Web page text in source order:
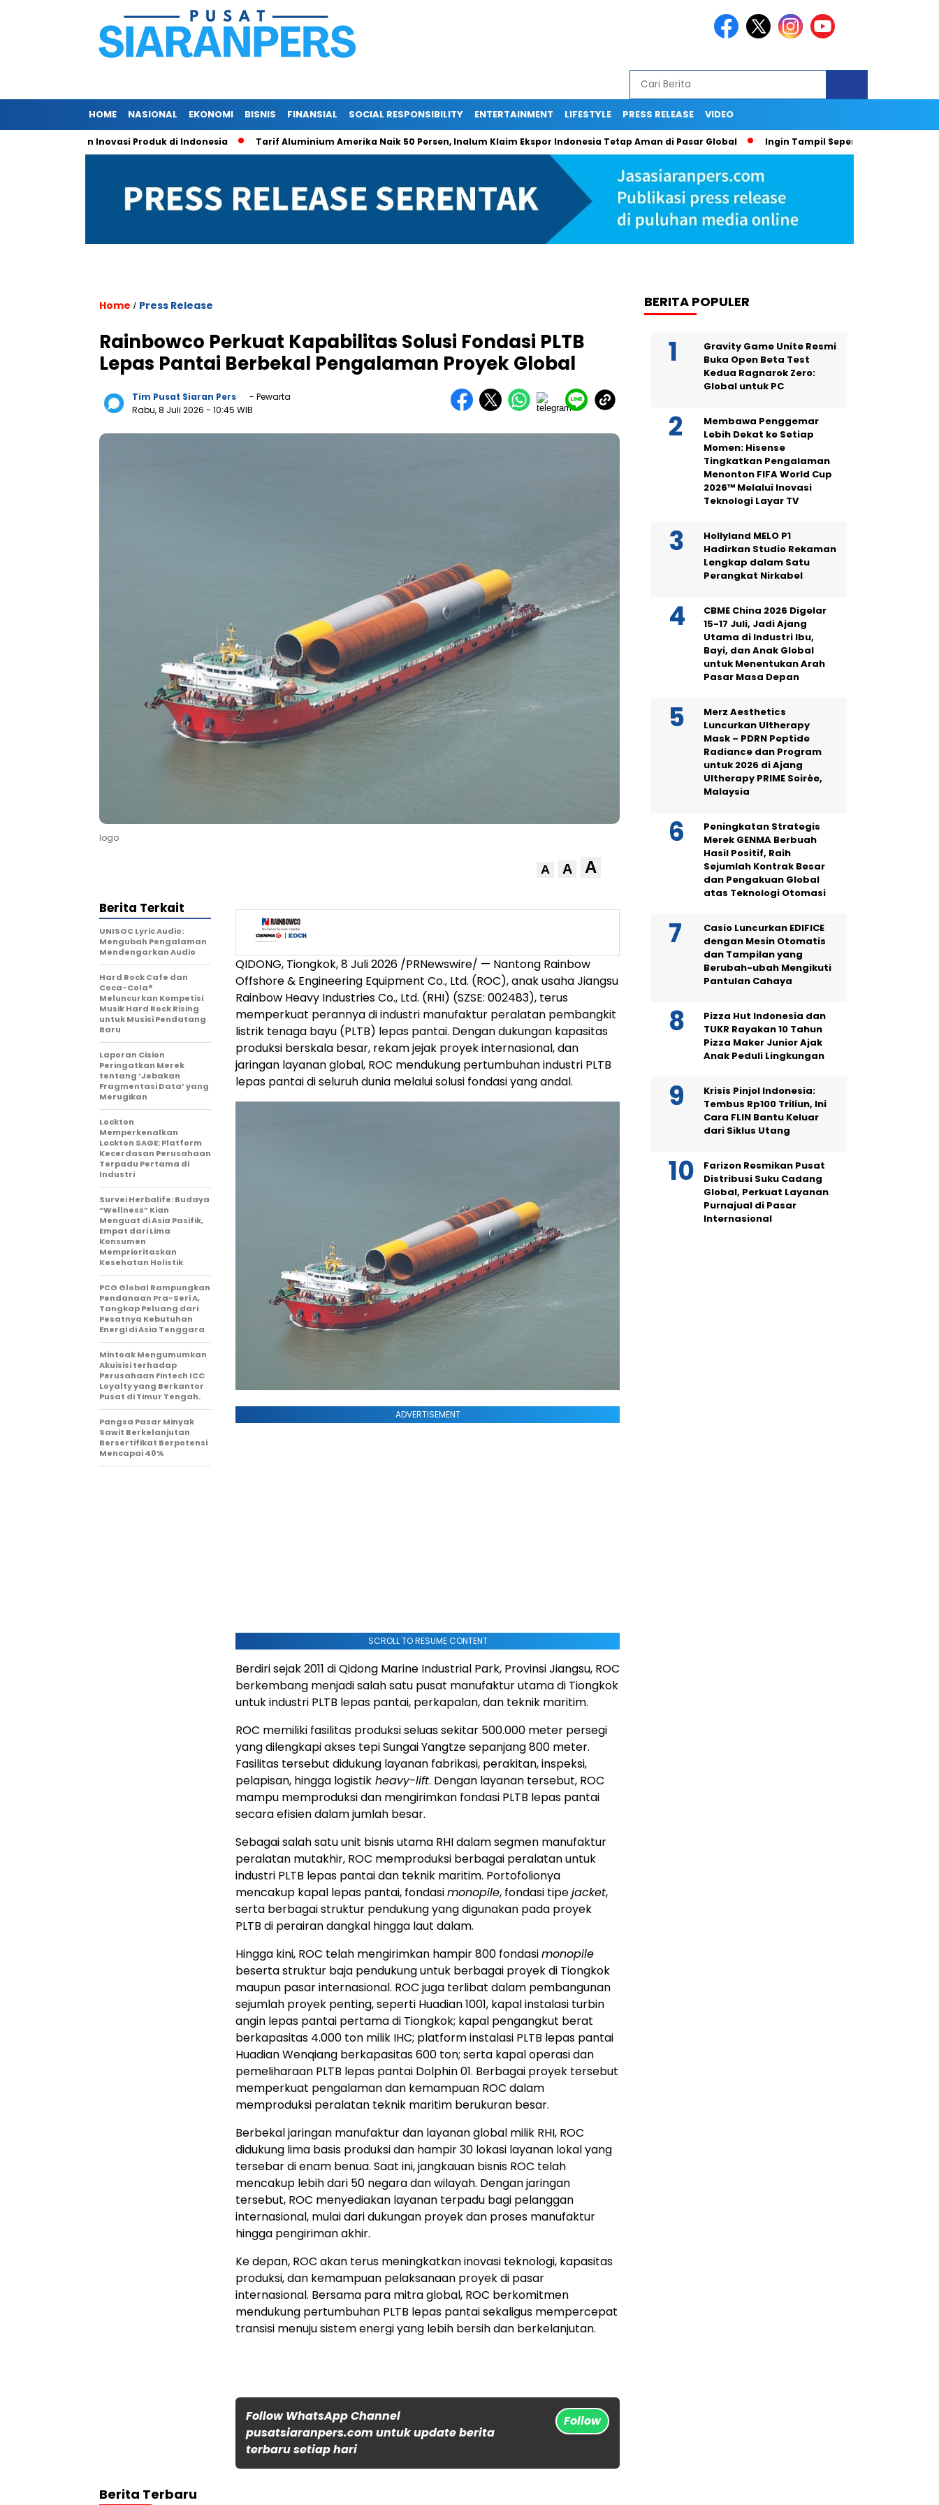
HOME NASIONAL EKONOMI BISNIS FINANSIAL SOCIAL RESPONSIBILITY ENTERTAINMENT LIFESTYLE PRESS RELEASE VIDEO
dan Inovasi Produk di Indonesia Tarif Aluminium Amerika Naik 50 Persen, Inalum Klaim Ekspor Indonesia Tetap Aman di Pasar Global Ingin Tampil Seperti Seleb di Media? Tak
Home / Press Release
Rainbowco Perkuat Kapabilitas Solusi Fondasi PLTB
Lepas Pantai Berbekal Pengalaman Proyek Global
Tim Pusat Siaran Pers
- Pewarta
Rabu, 8 Juli 2026 - 10:45 WIB
logo
A A A
QIDONG, Tiongkok, 8 Juli 2026 /PRNewswire/ — Nantong Rainbow
Offshore & Engineering Equipment Co., Ltd. (ROC), anak usaha Jiangsu
Rainbow Heavy Industries Co., Ltd. (RHI) (SZSE: 002483), terus
memperkuat perannya di industri manufaktur peralatan pembangkit
listrik tenaga bayu (PLTB) lepas pantai. Dengan dukungan kapasitas
produksi berskala besar, rekam jejak proyek internasional, dan
jaringan layanan global, ROC mendukung pertumbuhan industri PLTB
lepas pantai di seluruh dunia melalui solusi fondasi yang andal.
ADVERTISEMENT
SCROLL TO RESUME CONTENT
Berdiri sejak 2011 di Qidong Marine Industrial Park, Provinsi Jiangsu, ROC
berkembang menjadi salah satu pusat manufaktur utama di Tiongkok
untuk industri PLTB lepas pantai, perkapalan, dan teknik maritim.
ROC memiliki fasilitas produksi seluas sekitar 500.000 meter persegi
yang dilengkapi akses tepi Sungai Yangtze sepanjang 800 meter.
Fasilitas tersebut didukung layanan fabrikasi, perakitan, inspeksi,
pelapisan, hingga logistik heavy-lift. Dengan layanan tersebut, ROC
mampu memproduksi dan mengirimkan fondasi PLTB lepas pantai
secara efisien dalam jumlah besar.
Sebagai salah satu unit bisnis utama RHI dalam segmen manufaktur
peralatan mutakhir, ROC memproduksi berbagai peralatan untuk
industri PLTB lepas pantai dan teknik maritim. Portofolionya
mencakup kapal lepas pantai, fondasimonopile, fondasi tipejacket,
serta berbagai struktur pendukung yang digunakan pada proyek
PLTB di perairan dangkal hingga laut dalam.
Hingga kini, ROC telah mengirimkan hampir 800 fondasimonopile
beserta struktur baja pendukung untuk berbagai proyek di Tiongkok
maupun pasar internasional. ROC juga terlibat dalam pembangunan
sejumlah proyek penting, seperti Huadian 1001, kapal instalasi turbin
angin lepas pantai pertama di Tiongkok; kapal pengangkut berat
berkapasitas 4.000 ton milik IHC; platform instalasi PLTB lepas pantai
Huadian Wenqiang berkapasitas 600 ton; serta kapal operasi dan
pemeliharaan PLTB lepas pantai Dolphin 01. Berbagai proyek tersebut
memperkuat pengalaman dan kemampuan ROC dalam
memproduksi peralatan teknik maritim berukuran besar.
Berbekal jaringan manufaktur dan layanan global milik RHI, ROC
didukung lima basis produksi dan hampir 30 lokasi layanan lokal yang
tersebar di enam benua. Saat ini, jangkauan bisnis ROC telah
mencakup lebih dari 50 negara dan wilayah. Dengan jaringan
tersebut, ROC menyediakan layanan terpadu bagi pelanggan
internasional, mulai dari dukungan proyek dan proses manufaktur
hingga pengiriman akhir.
Ke depan, ROC akan terus meningkatkan inovasi teknologi, kapasitas
produksi, dan kemampuan pelaksanaan proyek di pasar
internasional. Bersama para mitra global, ROC berkomitmen
mendukung pertumbuhan PLTB lepas pantai sekaligus mempercepat
transisi menuju sistem energi yang lebih bersih dan berkelanjutan.
Follow WhatsApp Channel
pusatsiaranpers.com untuk update berita
terbaru setiap hari
Follow
Berita Terkait
UNISOC Lyric Audio:
Mengubah Pengalaman
Mendengarkan Audio
Hard Rock Cafe dan
Coca-Cola®
Meluncurkan Kompetisi
Musik Hard Rock Rising
untuk Musisi Pendatang
Baru
Laporan Cision
Peringatkan Merek
tentang ‘Jebakan
Fragmentasi Data’ yang
Merugikan
Lockton
Memperkenalkan
Lockton SAGE: Platform
Kecerdasan Perusahaan
Terpadu Pertama di
Industri
Survei Herbalife: Budaya
“Wellness” Kian
Menguat di Asia Pasifik,
Empat dari Lima
Konsumen
Memprioritaskan
Kesehatan Holistik
PCG Global Rampungkan
Pendanaan Pra-Seri A,
Tangkap Peluang dari
Pesatnya Kebutuhan
Energi di Asia Tenggara
Mintoak Mengumumkan
Akuisisi terhadap
Perusahaan Fintech ICC
Loyalty yang Berkantor
Pusat di Timur Tengah.
Pangsa Pasar Minyak
Sawit Berkelanjutan
Bersertifikat Berpotensi
Mencapai 40%
Berita Terbaru
BERITA POPULER
Gravity Game Unite Resmi
Buka Open Beta Test
Kedua Ragnarok Zero:
Global untuk PC
Membawa Penggemar
Lebih Dekat ke Setiap
Momen: Hisense
Tingkatkan Pengalaman
Menonton FIFA World Cup
2026™ Melalui Inovasi
Teknologi Layar TV
Hollyland MELO P1
Hadirkan Studio Rekaman
Lengkap dalam Satu
Perangkat Nirkabel
CBME China 2026 Digelar
15-17 Juli, Jadi Ajang
Utama di Industri Ibu,
Bayi, dan Anak Global
untuk Menentukan Arah
Pasar Masa Depan
Merz Aesthetics
Luncurkan Ultherapy
Mask – PDRN Peptide
Radiance dan Program
untuk 2026 di Ajang
Ultherapy PRIME Soirée,
Malaysia
Peningkatan Strategis
Merek GENMA Berbuah
Hasil Positif, Raih
Sejumlah Kontrak Besar
dan Pengakuan Global
atas Teknologi Otomasi
Casio Luncurkan EDIFICE
dengan Mesin Otomatis
dan Tampilan yang
Berubah-ubah Mengikuti
Pantulan Cahaya
Pizza Hut Indonesia dan
TUKR Rayakan 10 Tahun
Pizza Maker Junior Ajak
Anak Peduli Lingkungan
Krisis Pinjol Indonesia:
Tembus Rp100 Triliun, Ini
Cara FLIN Bantu Keluar
dari Siklus Utang
Farizon Resmikan Pusat
Distribusi Suku Cadang
Global, Perkuat Layanan
Purnajual di Pasar
Internasional